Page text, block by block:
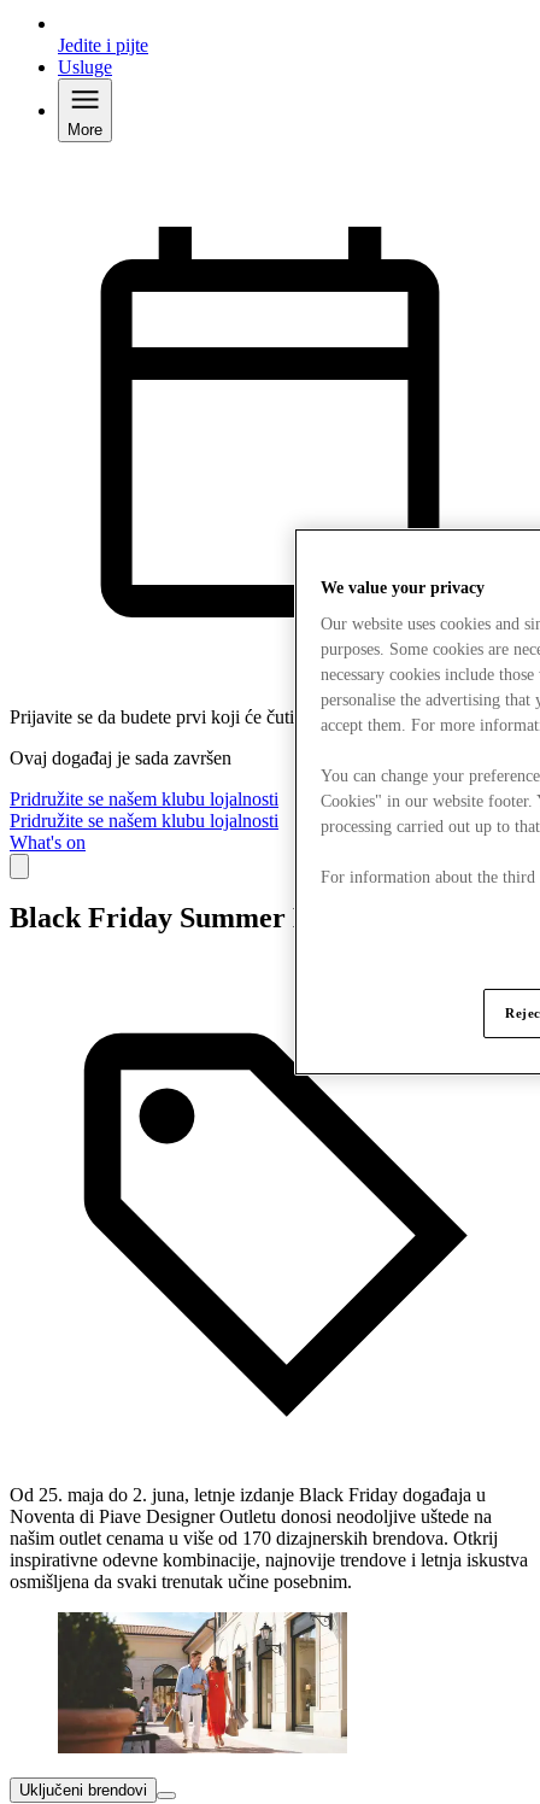
Jedite i pijte
Usluge
More
Prijavite se da budete prvi koji će čuti o našim budućim događajima
Ovaj događaj je sada završen
Pridružite se našem klubu lojalnosti
Pridružite se našem klubu lojalnosti
What's on
Black Friday Summer Edition
Od 25. maja do 2. juna, letnje izdanje Black Friday događaja u
Noventa di Piave Designer Outletu donosi neodoljive uštede na
našim outlet cenama u više od 170 dizajnerskih brendova. Otkrij
inspirativne odevne kombinacije, najnovije trendove i letnja iskustva
osmišljena da svaki trenutak učine posebnim.
Uključeni brendovi
We value your privacy
Our website uses cookies and
purposes. Some cookies are
necessary cookies include
personalise the advertising that
accept them. For more
You can change your
Cookies" in our website footer.
processing carried out up to
For information about the third